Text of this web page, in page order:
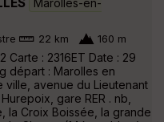
Marolles-en-
22 km 160 m
Carte : 2316ET Date : 29
départ : Marolles en
ville, avenue du Lieutenant
gare RER . nb,
la Croix Boissée, la grande